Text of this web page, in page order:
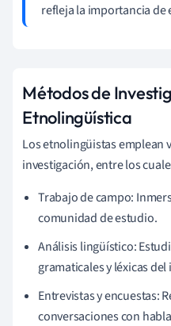
refleja la importancia de
Métodos de
Etnolingüística
Los etnolingüistas emplean
investigación, entre los
Trabajo de campo:
comunidad de estudio.
Análisis lingüístico:
gramaticales y léxicas
Entrevistas y encuestas:
conversaciones con